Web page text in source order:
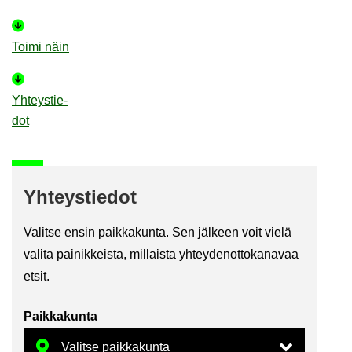
Toimi näin
Yh­teys­tie­
dot
Yh­teys­tie­dot
Va­lit­se ensin paik­ka­kun­ta. Sen jäl­keen voit vielä
va­li­ta pai­nik­keis­ta, mil­lais­ta yh­tey­den­ot­to­ka­na­vaa
etsit.
Paik­ka­kun­ta